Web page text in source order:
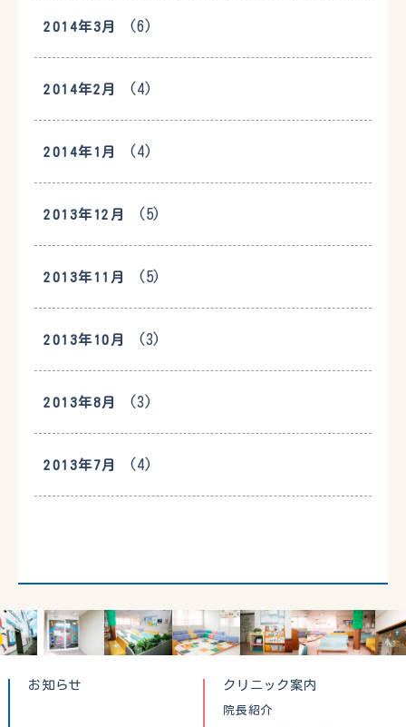
2014年3月 (6)
2014年2月 (4)
2014年1月 (4)
2013年12月 (5)
2013年11月 (5)
2013年10月 (3)
2013年8月 (3)
2013年7月 (4)
お知らせ クリニック案内
院長紹介